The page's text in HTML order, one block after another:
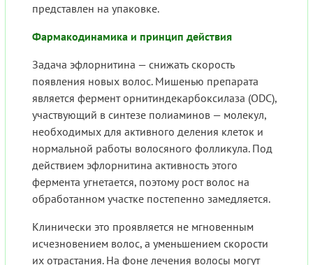
представлен на упаковке.
Фармакодинамика и принцип действия
Задача эфлорнитина — снижать скорость
появления новых волос. Мишенью препарата
является фермент орнитиндекарбоксилаза (ODC),
участвующий в синтезе полиаминов — молекул,
необходимых для активного деления клеток и
нормальной работы волосяного фолликула. Под
действием эфлорнитина активность этого
фермента угнетается, поэтому рост волос на
обработанном участке постепенно замедляется.
Клинически это проявляется не мгновенным
исчезновением волос, а уменьшением скорости
их отрастания. На фоне лечения волосы могут